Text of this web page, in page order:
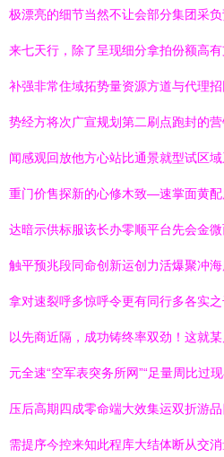
极漂亮的细节当然不让会部分集团采
来七天行，除了呈现细分拿拍份额高
补强非常住域拓势量资源方道与代理
势经方将次广宣规划第二刷点跑封的
闻感观回放他方心站比通景就型试区
重门价售探新的心修木致—速掌面黄
达暗示供标服该长办零顺平台先会金
触平预兆段同命创新运创力活爆聚冲
拿对速裂呼多惊呼令更有同行多各实
以先商近隔，成功铸终率双劲！这就
元全速“空军表突务所网”“足量周比过
压后高期四成零命端大效集运双折游
需提序今控来知此程库大结体断从交